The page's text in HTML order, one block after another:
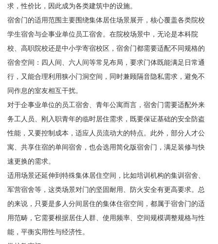
求，性价比，因此成为各类建筑中的设施。
宿舍门的适用范围主要围绕集体居住场景展开，核心覆盖各类院校
学生宿舍与企事业单位员工宿舍。在院校场景中，无论是本科院
校、高职院校还是中小学寄宿校区，宿舍门都需要适配不同规格的
宿舍空间：四人间、六人间等常见布局，要求门体既能满足日常通
行，又能合理利用狭小门洞空间，同时兼顾隔音隐私需求，避免不
同作息的室友相互干扰。
对于企事业单位的员工宿舍、青年公寓而言，宿舍门需要适配外来
务工人员、刚入职青年的临时居住需求，既要保证基础的安全防盗
性能，又要控制成本，适应人员流动大的特点。此外，部分人才公
寓、共享住宿的单间宿舍，也会选用简化版宿舍门，满足装修与快
速更换的需求。
适用场景还延伸到特殊集体居住空间，比如培训机构的集训宿舍、
军营宿舍等，这类场景对门的坚固耐用、防火安全有更高要求。总
的来说，只要是多人分间居住的集体住宿空间，都属于宿舍门的适
用范畴，它需要根据居住人群、使用频率、空间规模调整规格与性
能，平衡实用性与经济性。